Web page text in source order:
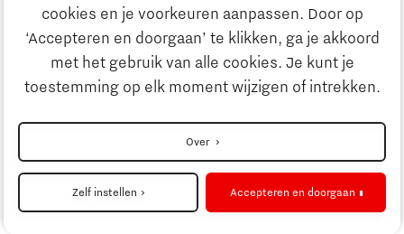
cookies en je voorkeuren aanpassen. Door op
‘Accepteren en doorgaan’ te klikken, ga je akkoord
met het gebruik van alle cookies. Je kunt je
toestemming op elk moment wijzigen of intrekken.
Over
Zelf instellen Accepteren en doorgaan
Eindhoven University of Technology
Alpha Hub, 2e verdieping
Het Eeuwsel 57, 5612 AS Eindhoven
Cookieinstellingen